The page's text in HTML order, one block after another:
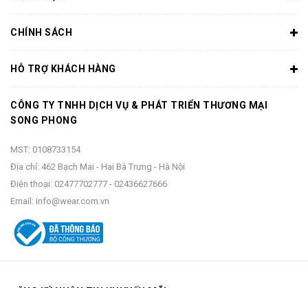
hành
đơn kiêm bảo hành
đóng gói
Hộp giày
MÔ TẢ SẢN PHẨM
CHÍNH SÁCH
HỖ TRỢ KHÁCH HÀNG
CÔNG TY TNHH DỊCH VỤ & PHÁT TRIỂN THƯƠNG MẠI
SONG PHONG
MST: 0108733154
Địa chỉ: 462 Bạch Mai - Hai Bà Trưng - Hà Nội
Điện thoại: 02477702777 - 02436627666
Email: info@wear.com.vn